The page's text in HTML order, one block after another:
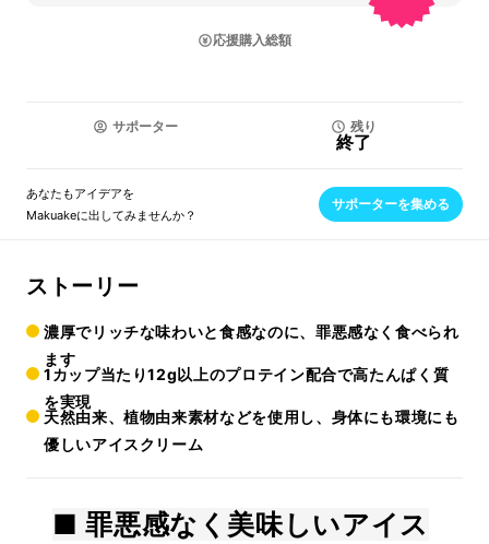
応援購入総額
サポーター 残り
終了
あなたもアイデアを
Makuakeに出してみませんか？
サポーターを集める
ストーリー
濃厚でリッチな味わいと食感なのに、罪悪感なく食べられ
ます
1カップ当たり12g以上のプロテイン配合で高たんぱく質
を実現
天然由来、植物由来素材などを使用し、身体にも環境にも
優しいアイスクリーム
■罪悪感なく美味しいアイス